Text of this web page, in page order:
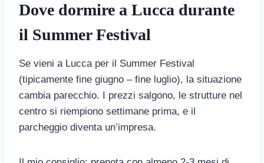
Dove dormire a Lucca durante
il Summer Festival
Se vieni a Lucca per il Summer Festival
(tipicamente fine giugno – fine luglio), la situazione
cambia parecchio. I prezzi salgono, le strutture nel
centro si riempiono settimane prima, e il
parcheggio diventa un’impresa.